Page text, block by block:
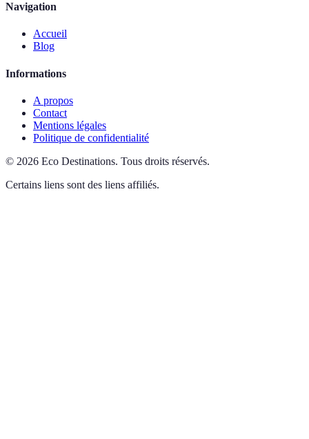
Navigation
Accueil
Blog
Informations
A propos
Contact
Mentions légales
Politique de confidentialité
© 2026 Eco Destinations. Tous droits réservés.
Certains liens sont des liens affiliés.